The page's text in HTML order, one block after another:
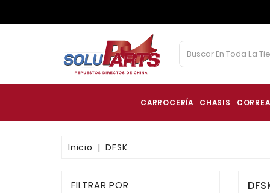
CARROCERÍA CHASIS
Inicio DFSK
FILTRAR POR